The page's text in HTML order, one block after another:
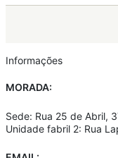
Informações
MORADA:
Sede: Rua 25 de Abril,
Unidade fabril 2: Rua